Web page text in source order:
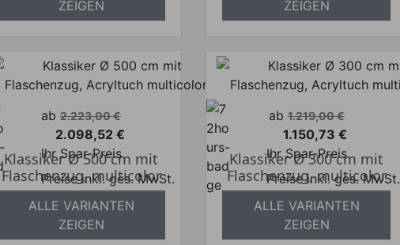
absolut versandkostenfrei
ZEIGEN
ZEIGEN
Verkaufspreis
ab 2.223,00 €
Preis
2.098,52 €
Ihr Spar-Preis
Preise inkl. ges. MwSt.
absolut versandkostenfrei
Klassiker Ø 500 cm mit
Flaschenzug, multicolor
ALLE VARIANTEN
ZEIGEN
Verkaufspreis
ab 1.219,00 €
Preis
1.150,73 €
Ihr Spar-Preis
Preise inkl. ges. MwSt.
absolut versandkostenfrei
Klassiker Ø 300 cm mit
Flaschenzug, multicolor
ALLE VARIANTEN
ZEIGEN